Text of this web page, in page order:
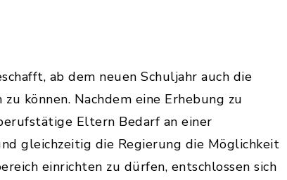
ab dem neuen Schuljahr auch die
können. Nachdem eine Erhebung zu
Eltern Bedarf an einer
gleichzeitig die Regierung die Möglichkeit
einrichten zu dürfen, entschlossen sich